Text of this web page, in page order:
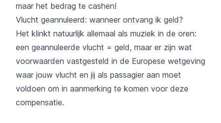
maar het bedrag te cashen!
Vlucht geannuleerd: wanneer ontvang ik geld?
Het klinkt natuurlijk allemaal als muziek in de oren:
een geannuleerde vlucht = geld, maar er zijn wat
voorwaarden vastgesteld in de Europese wetgeving
waar jouw vlucht en jij als passagier aan moet
voldoen om in aanmerking te komen voor deze
compensatie.